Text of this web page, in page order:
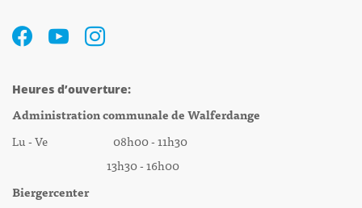
Heures d’ouverture:
Administration communale de Walferdange
Lu - Ve 08h00 - 11h30
13h30 - 16h00
Biergercenter